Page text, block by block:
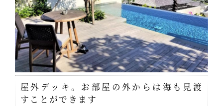
屋外デッキ。お部屋の外からは海も見渡
すことができます